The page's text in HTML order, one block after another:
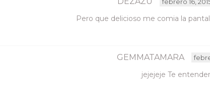
Pero que delicioso me comia la
GEMMATAMARA
jejejeje Te